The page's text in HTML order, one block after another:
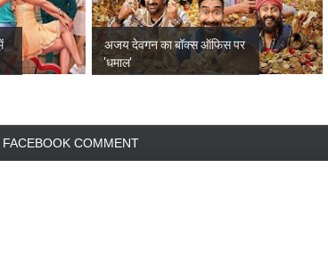
अजय देवगन का बॉक्स ऑफिस पर
'धमाल'
FACEBOOK COMMENT